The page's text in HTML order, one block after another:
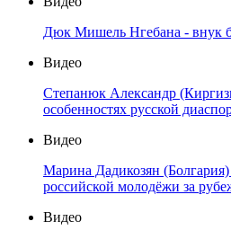
Дюк Мишель Нгебана - внук
Видео
Степанюк Александр
особенностях русской
Видео
Марина Дадикозян
российской молодёжи за
Видео